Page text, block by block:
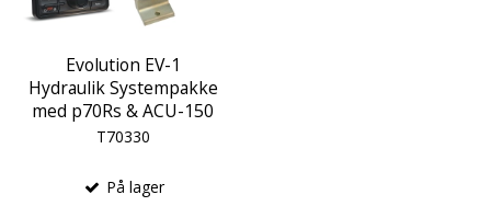
Evolution EV-1
Hydraulik Systempakke
med p70Rs & ACU-150
T70330
På lager